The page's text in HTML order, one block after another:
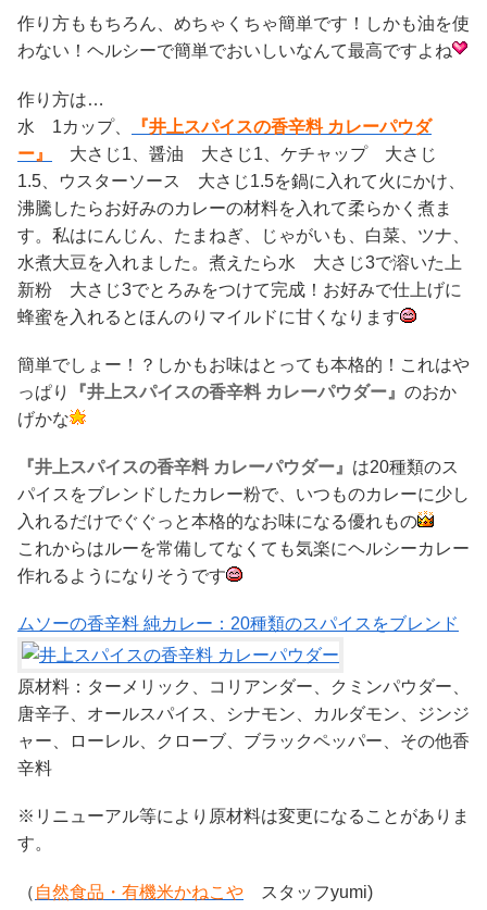
作り方ももちろん、めちゃくちゃ簡単です！しかも油を使
わない！ヘルシーで簡単でおいしいなんて最高ですよね
作り方は…
水 1カップ、
『井上スパイスの香辛料 カレーパウダ
ー』
大さじ1、醤油 大さじ1、ケチャップ 大さじ
1.5、ウスターソース 大さじ1.5を鍋に入れて火にかけ、
沸騰したらお好みのカレーの材料を入れて柔らかく煮ま
す。私はにんじん、たまねぎ、じゃがいも、白菜、ツナ、
水煮大豆を入れました。煮えたら水 大さじ3で溶いた上
新粉 大さじ3でとろみをつけて完成！お好みで仕上げに
蜂蜜を入れるとほんのりマイルドに甘くなります
簡単でしょー！？しかもお味はとっても本格的！これはや
っぱり
『井上スパイスの香辛料 カレーパウダー』 のおか
げかな
『井上スパイスの香辛料 カレーパウダー』 は20種類のス
パイスをブレンドしたカレー粉で、いつものカレーに少し
入れるだけでぐぐっと本格的なお味になる優れもの
これからはルーを常備してなくても気楽にヘルシーカレー
作れるようになりそうです
ムソーの香辛料 純カレー：20種類のスパイスをブレンド
原材料：ターメリック、コリアンダー、クミンパウダー、
唐辛子、オールスパイス、シナモン、カルダモン、ジンジ
ャー、ローレル、クローブ、ブラックペッパー、その他香
辛料
※リニューアル等により原材料は変更になることがありま
す。
（ 自然食品・有機米かねこや スタッフyumi)